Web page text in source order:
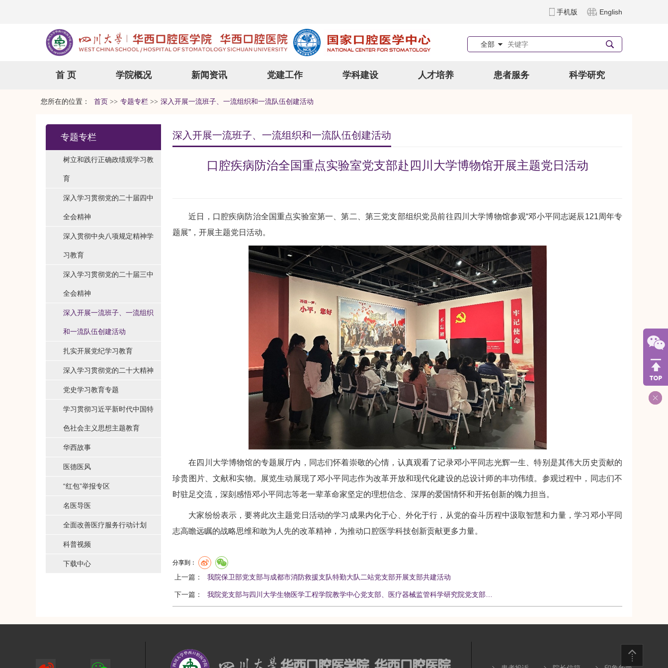
手机版 English
全部
首 页 学院概况 新闻资讯 党建工作 学科建设 人才培养 患者服务 科学研究
您所在的位置： 首页 >> 专题专栏 >> 深入开展一流班子、一流组织和一流队伍创建活动
专题专栏
树立和践行正确政绩观学习教
育
深入学习贯彻党的二十届四中
全会精神
深入贯彻中央八项规定精神学
习教育
深入学习贯彻党的二十届三中
全会精神
深入开展一流班子、一流组织
和一流队伍创建活动
扎实开展党纪学习教育
深入学习贯彻党的二十大精神
党史学习教育专题
学习贯彻习近平新时代中国特
色社会主义思想主题教育
华西故事
医德医风
“红包”举报专区
名医导医
全面改善医疗服务行动计划
科普视频
下载中心
深入开展一流班子、一流组织和一流队伍创建活动
口腔疾病防治全国重点实验室党支部赴四川大学博物馆开展主题党日活动
近日，口腔疾病防治全国重点实验室第一、第二、第三党支部组织党员前往四川大学博物馆参观“邓小平同志诞辰121周年专
题展”，开展主题党日活动。
在四川大学博物馆的专题展厅内，同志们怀着崇敬的心情，认真观看了记录邓小平同志光辉一生、特别是其伟大历史贡献的
珍贵图片、文献和实物。展览生动展现了邓小平同志作为改革开放和现代化建设的总设计师的丰功伟绩。参观过程中，同志们不
时驻足交流，深刻感悟邓小平同志等老一辈革命家坚定的理想信念、深厚的爱国情怀和开拓创新的魄力担当。
大家纷纷表示，要将此次主题党日活动的学习成果内化于心、外化于行，从党的奋斗历程中汲取智慧和力量，学习邓小平同
志高瞻远瞩的战略思维和敢为人先的改革精神，为推动口腔医学科技创新贡献更多力量。
分享到：
上一篇： 我院保卫部党支部与成都市消防救援支队特勤大队二站党支部开展支部共建活动
下一篇： 我院党支部与四川大学生物医学工程学院教学中心党支部、医疗器械监管科学研究院党支部…